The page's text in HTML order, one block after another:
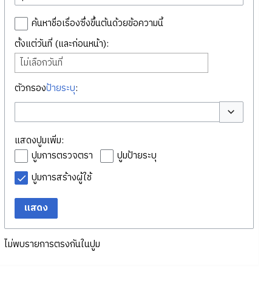
ค้นหาชื่อเรื่องซึ่งขึ้นต้นด้วยข้อความนี้
ตั้งแต่วันที่ (และก่อนหน้า):
ไม่เลือกวันที่
ตัวกรองป้ายระบุ:
สลับตัวเลือก
แสดงปูมเพิ่ม:
ปูมการตรวจตรา
ปูมป้ายระบุ
ปูมการสร้างผู้ใช้
แสดง
ไม่พบรายการตรงกันในปูม